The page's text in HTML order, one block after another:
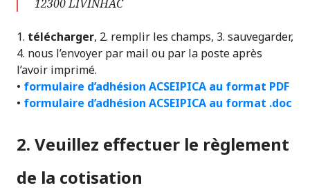
12300 LIVINHAC
1. télécharger, 2. remplir les champs, 3. sauvegarder,
4. nous l’envoyer par mail ou par la poste après
l’avoir imprimé.
• formulaire d’adhésion ACSEIPICA au format PDF
• formulaire d’adhésion ACSEIPICA au format .doc
2. Veuillez effectuer le règlement
de la cotisation